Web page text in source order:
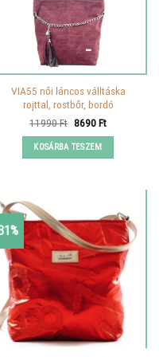
VIA55 női láncos válltáska
rojttal, rostbőr, bordó
11990Ft Original
was:
11990 Ft.
8690FtCurrent
KOSÁRBA TESZEM